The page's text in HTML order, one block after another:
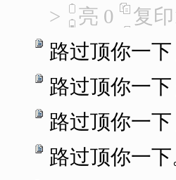
>
亮 0 复印
路过顶你一下
路过顶你一下
路过顶你一下
路过顶你一下